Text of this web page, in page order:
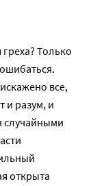
Только
все,
и разум, и
случайными
открыта